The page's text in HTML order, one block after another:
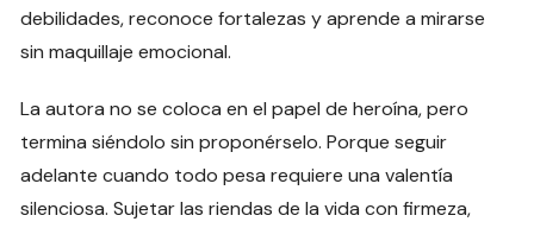
debilidades, reconoce fortalezas y aprende a mirarse
sin maquillaje emocional.
La autora no se coloca en el papel de heroína, pero
termina siéndolo sin proponérselo. Porque seguir
adelante cuando todo pesa requiere una valentía
silenciosa. Sujetar las riendas de la vida con firmeza,